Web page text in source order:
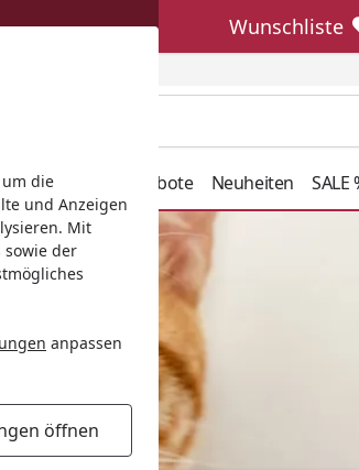
die
und Anzeigen
Mit
sowie der
anpassen
öffnen
Wunschliste
Wunschliste
Angebote Neuheiten SALE